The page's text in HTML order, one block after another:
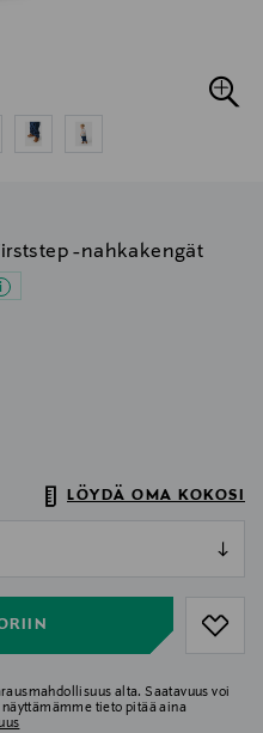
-nahkakengät
LÖYDÄ OMA KOKOSI
alta. Saatavuus voi
tieto pitää aina